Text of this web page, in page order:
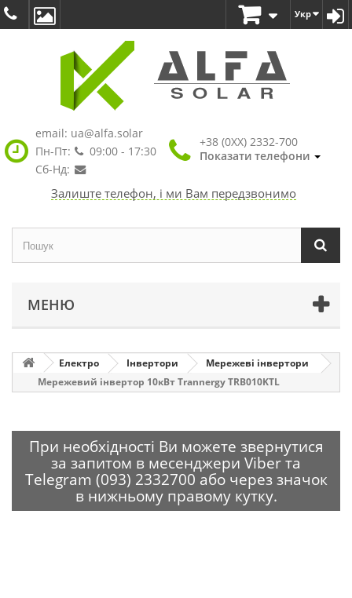
Укр
email: ua@alfa.solar
Пн-Пт:
09:00 - 17:30
Сб-Нд:
+38 (0XX) 2332-700
Показати телефони
Залиште телефон, і ми Вам передзвонимо
МЕНЮ
Електро Інвертори
Мережеві інвертори
Мережевий інвертор 10кВт Trannergy TRB010KTL
При необхідності Ви можете звернутися
за запитом в месенджери Viber та
Telegram (093) 2332700 або через значок
в нижньому правому кутку.